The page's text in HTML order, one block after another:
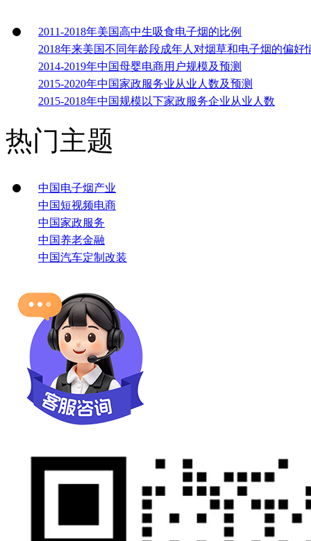
2011-2018年美国高中生吸食电子烟的比例
2018年来美国不同年龄段成年人对烟草和电子烟的偏好
2014-2019年中国母婴电商用户规模及预测
2015-2020年中国家政服务业从业人数及预测
2015-2018年中国规模以下家政服务企业从业人数
热门主题
中国电子烟产业
中国短视频电商
中国家政服务
中国养老金融
中国汽车定制改装